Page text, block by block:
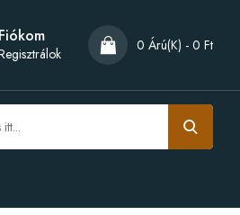
Fiókom 0 Árú(k) - 0 Ft